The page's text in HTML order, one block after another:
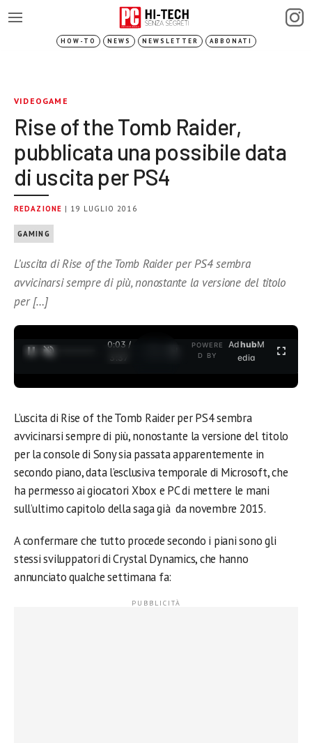
HOW-TO NEWS NEWSLETTER ABBONATI
VIDEOGAME
Rise of the Tomb Raider,
pubblicata una possibile data
di uscita per PS4
REDAZIONE | 19 LUGLIO 2016
GAMING
L’uscita di Rise of the Tomb Raider per PS4 sembra
avvicinarsi sempre di più, nonostante la versione del titolo
per […]
0:03 /
3:37
POWERE
D BY
AdhubM
edia
L’uscita di Rise of the Tomb Raider per PS4 sembra
avvicinarsi sempre di più, nonostante la versione del titolo
per la console di Sony sia passata apparentemente in
secondo piano, data l’esclusiva temporale di Microsoft, che
ha permesso ai giocatori Xbox e PC di mettere le mani
sull’ultimo capitolo della saga già da novembre 2015.
A confermare che tutto procede secondo i piani sono gli
stessi sviluppatori di Crystal Dynamics, che hanno
annunciato qualche settimana fa: